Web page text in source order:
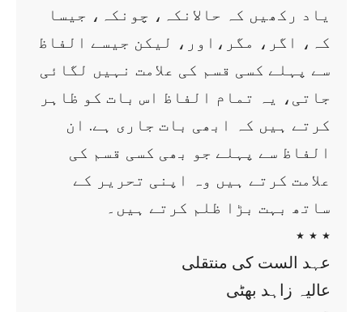
یاد رکھیں کہ حالانکہ، چونکہ، جیسا
کہ، اگر، مگر،اور، لیکن جیسے الفاظ
سے پہلے کسی قسم کی علامت نہیں لگائی
جاتی، یہ تمام الفاظ اس بات کو ظاہر
کرتے ہیں کہ ابھی بات جاری ہے. ان
الفاظ سے پہلے جو بھی کسی قسم کی
علامت کرتے ہیں وہ اپنی تحریر کے
ساتھ بہت بڑا ظلم کرتے ہیں۔
٭ ٭ ٭
عہد الست کی منتقلی
عالیہ زاہد بھٹی